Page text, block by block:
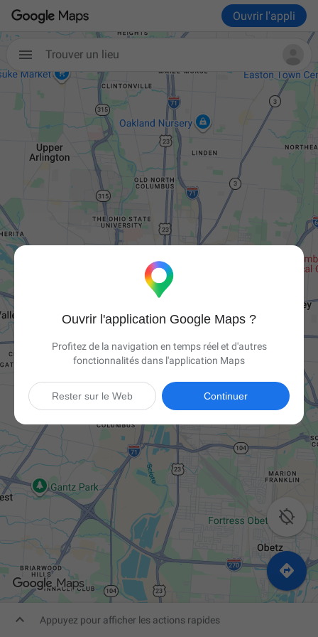
Ouvrir l'appli
 Trouver un lieu


 Appuyez pour afficher les actions rapides
Ouvrir l'application Google Maps ?
Profitez de la navigation en temps réel et d'autres
fonctionnalités dans l'application Maps
Continuer
Rester sur le Web